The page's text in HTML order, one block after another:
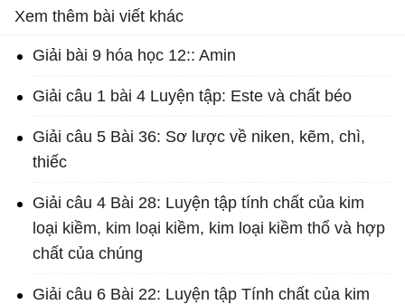
Xem thêm bài viết khác
Giải bài 9 hóa học 12:: Amin
Giải câu 1 bài 4 Luyện tập: Este và chất béo
Giải câu 5 Bài 36: Sơ lược về niken, kẽm, chì,
thiếc
Giải câu 4 Bài 28: Luyện tập tính chất của kim
loại kiềm, kim loại kiềm, kim loại kiềm thổ và hợp
chất của chúng
Giải câu 6 Bài 22: Luyện tập Tính chất của kim